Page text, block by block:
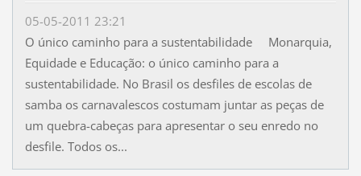
05-05-2011 23:21
O único caminho para a sustentabilidade Monarquia,
Equidade e Educação: o único caminho para a
sustentabilidade. No Brasil os desfiles de escolas de
samba os carnavalescos costumam juntar as peças de
um quebra-cabeças para apresentar o seu enredo no
desfile. Todos os...